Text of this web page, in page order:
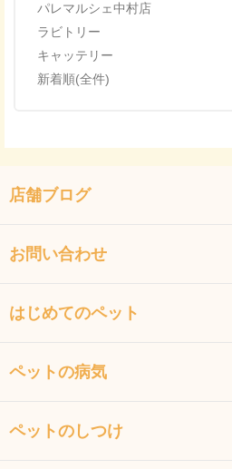
パレマルシェ中村店
ラビトリー
キャッテリー
新着順(全件)
店舗ブログ
お問い合わせ
はじめてのペット
ペットの病気
ペットのしつけ